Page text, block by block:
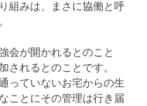
組みは、まさに協働と呼
会が開かれるとのこと
されるとのことです。
っていないお宅からの生
ことにその管理は行き届